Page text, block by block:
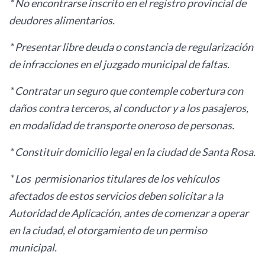
* No encontrarse inscrito en el registro provincial de
deudores alimentarios.
* Presentar libre deuda o constancia de regularización
de infracciones en el juzgado municipal de faltas.
* Contratar un seguro que contemple cobertura con
daños contra terceros, al conductor y a los pasajeros,
en modalidad de transporte oneroso de personas.
* Constituir domicilio legal en la ciudad de Santa Rosa.
* Los permisionarios titulares de los vehículos
afectados de estos servicios deben solicitar a la
Autoridad de Aplicación, antes de comenzar a operar
en la ciudad, el otorgamiento de un permiso
municipal.